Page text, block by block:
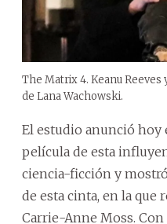
The Matrix 4. Keanu
de Lana Wachowski.
El estudio anunció hoy
película de esta
ciencia-ficción y
de esta cinta, en la que
Carrie-Anne Moss.